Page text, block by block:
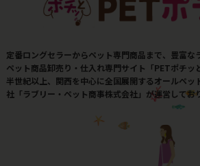
定番ロングセラーからペット専門商品まで、豊富な
ペット商品卸売り・仕入れ専門サイト「PETポチッ
半世紀以上、関西を中心に全国展開するオールペッ
社「ラブリー・ペット商事株式会社」が運営してお